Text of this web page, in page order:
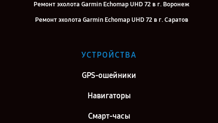
Ремонт эхолота Garmin Echomap UHD 72 в г. Воронеж
Ремонт эхолота Garmin Echomap UHD 72 в г. Саратов
Ремонт эхолота Garmin Echomap UHD 72 в г. Киров
УСТРОЙСТВА
GPS-ошейники
Навигаторы
Смарт-часы